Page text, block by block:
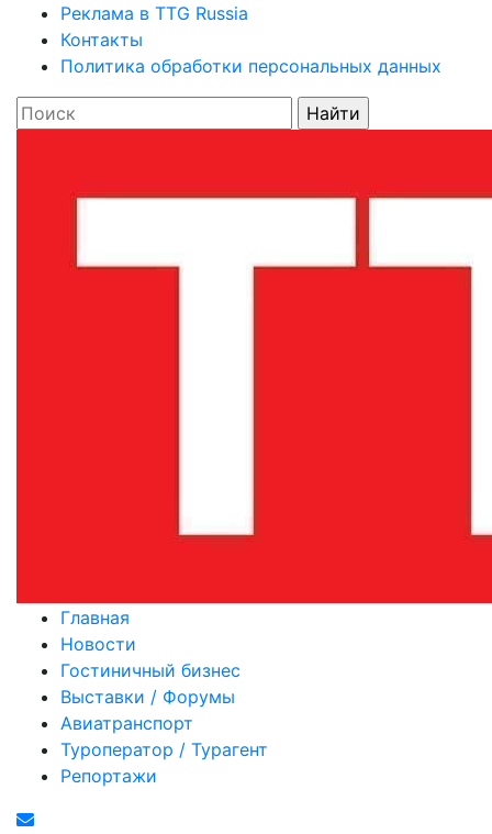
Реклама в TTG Russia
Контакты
Политика обработки персональных данных
Главная
Новости
Гостиничный бизнес
Выставки / Форумы
Авиатранспорт
Туроператор / Турагент
Репортажи